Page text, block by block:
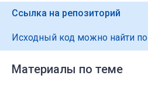
Ссылка на репозиторий
Исходный код можно найти по
Материалы по теме